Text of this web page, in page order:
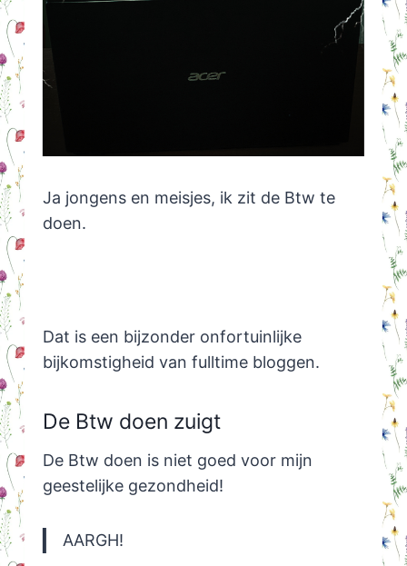
Ja jongens en meisjes, ik zit de Btw te
doen.
Dat is een bijzonder onfortuinlijke
bijkomstigheid van fulltime bloggen.
De Btw doen zuigt
De Btw doen is niet goed voor mijn
geestelijke gezondheid!
AARGH!